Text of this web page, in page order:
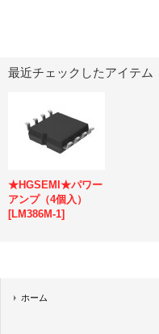
最近チェックしたアイテム
★HGSEMI★パワー
アンプ（4個入）
[LM386M-1]
ホーム